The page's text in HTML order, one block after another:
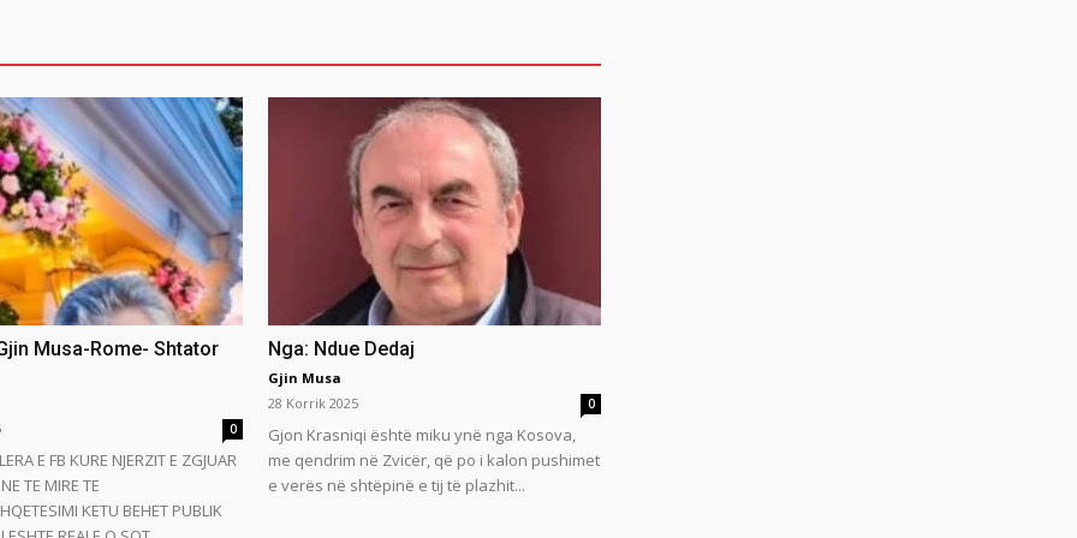
Musa-Rome- Shtator
0
E FB KURE NJERZIT E ZGJUAR
TE MIRE TE
KETU BEHET PUBLIK
Nga: Ndue Dedaj
Gjin Musa
28 Korrik 2025
0
Gjon Krasniqi është miku ynë nga Kosova,
me qendrim në Zvicër, që po i kalon pushimet
e verës në shtëpinë e tij të plazhit...